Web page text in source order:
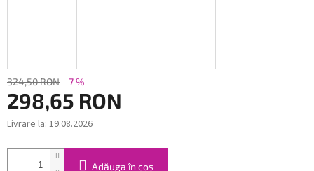
324,50 RON –7 %
298,65 RON
Evaluare
Livrare la: 19.08.2026
Adăuga în coş